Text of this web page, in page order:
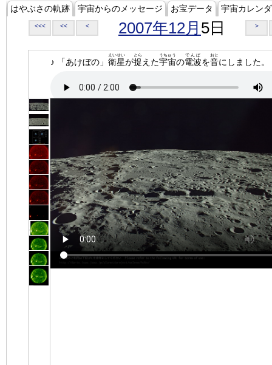
はやぶさの軌跡 宇宙からのメッセージ お宝データ 宇宙カレン
<<< << < 2007年12月 5日 >
♪ 「あけぼの」 衛星
えいせい
が捉
とら
えた宇宙
うちゅう
の電波
でんぱ
を音
おと
にしました。